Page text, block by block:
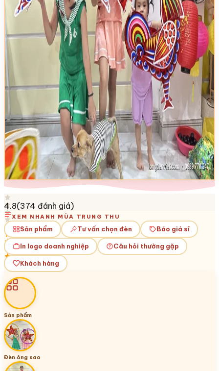
4.8(374 đánh giá)
XEM NHANH MÙA TRUNG THU
Sản phẩm Tư vấn chọn đèn Báo giá sỉ
In logo doanh nghiệp Câu hỏi thường gặp
Khách hàng
Sản phẩm
Đèn ông sao